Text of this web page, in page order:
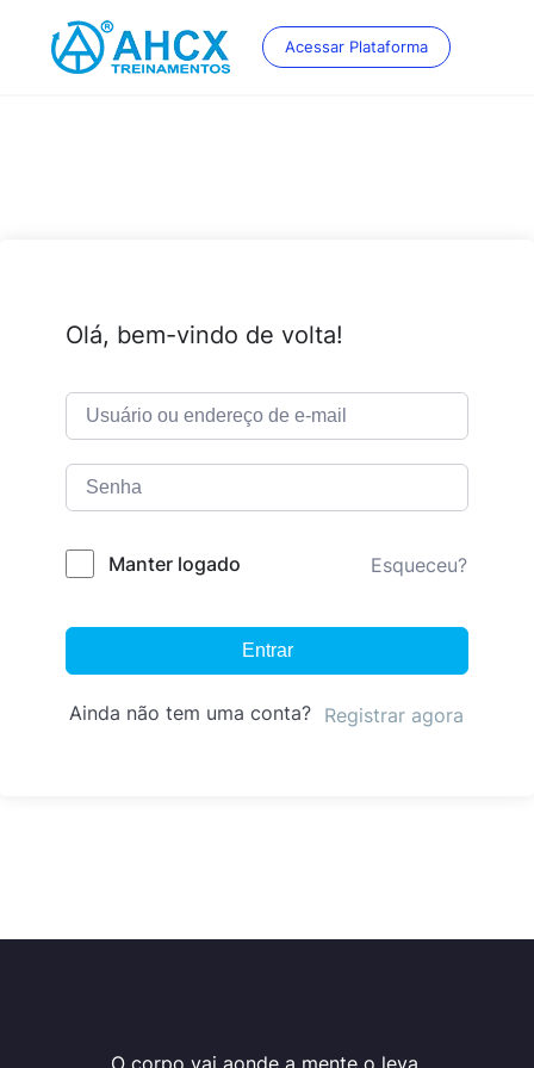
content
Acessar Plataforma
Olá, bem-vindo de volta!
Manter logado Esqueceu?
Entrar
Ainda não tem uma conta? Registrar agora
O corpo vai aonde a mente o leva.